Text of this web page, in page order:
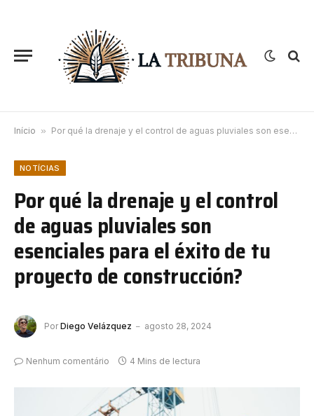
Início » Por qué la drenaje y el control de aguas pluviales son esenciales para el éxito de tu proyecto de construcción?
NOTÍCIAS
Por qué la drenaje y el control
de aguas pluviales son
esenciales para el éxito de tu
proyecto de construcción?
Por Diego Velázquez agosto 28, 2024
Nenhum comentário 4 Mins de lectura